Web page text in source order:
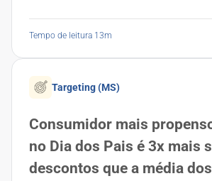
Tempo de leitura 13m
Targeting (MS)
Consumidor mais
no Dia dos Pais é 3x mais
descontos que a média dos